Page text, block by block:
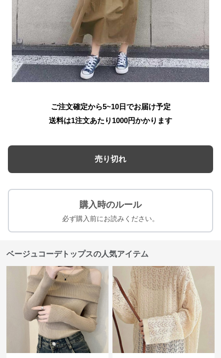
ご注文確定から5~10日でお届け予定
送料は1注文あたり 1000円かかります
売り切れ
購入時のルール
必ず購入前にお読みください。
ベージュコーデトップスの人気アイテム